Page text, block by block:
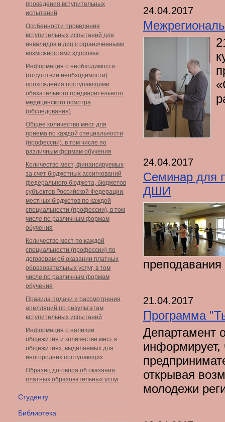
проведения вступительных
испытаний
Особенности проведения
вступительных испытаний для
инвалидов и лиц с ограниченными
возможностями здоровья
Информация о необходимости
(отсутствии необходимости)
прохождения поступающими
обязательного предварительного
медицинского осмотра
(обследования)
Общее количество мест для
приема по каждой специальности
(профессии), в том числе по
различным формам обучения
Количество мест, финансируемых
за счет бюджетных ассигнований
федерального бюджета, бюджетов
субъектов Российской Федерации,
местных бюджетов по каждой
специальности (профессии), в том
числе по различным формам
обучения
Количество мест по каждой
специальности (профессии) по
договорам об оказании платных
образовательных услуг, в том
числе по различным формам
обучения
Правила подачи и рассмотрения
апелляций по результатам
вступительных испытаний
Информация о наличии
общежития и количестве мест в
общежитиях, выделяемых для
иногородних поступающих
Образец договора об оказании
платных образовательных услуг
Студенту
Библиотека
24.04.2017
24.04.2017
Семинар для
ДШИ
21.04.2017
Программа
Департамент
информирует,
открывая
молодежи